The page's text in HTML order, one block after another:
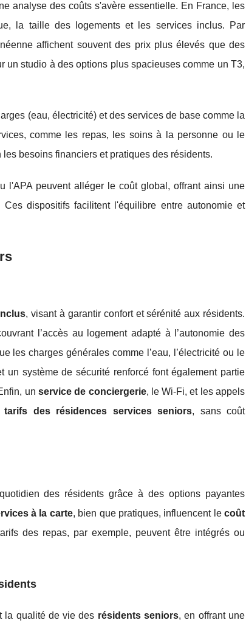
analyse des coûts s'avère essentielle. En France, les
la taille des logements et les services inclus. Par
affichent souvent des prix plus élevés que des
un studio à des options plus spacieuses comme un T3,
(eau, électricité) et des services de base comme la
comme les repas, les soins à la personne ou le
besoins financiers et pratiques des résidents.
l'APA peuvent alléger le coût global, offrant ainsi une
dispositifs facilitent l'équilibre entre autonomie et
, visant à garantir confort et sérénité aux résidents.
l’accès au logement adapté à l’autonomie des
les charges générales comme l’eau, l’électricité ou le
système de sécurité renforcé font également partie
un service de conciergerie, le Wi-Fi, et les appels
tarifs des résidences services seniors, sans coût
des résidents grâce à des options payantes
à la carte, bien que pratiques, influencent lecoût
des repas, par exemple, peuvent être intégrés ou
la qualité de vie des résidents seniors, en offrant une